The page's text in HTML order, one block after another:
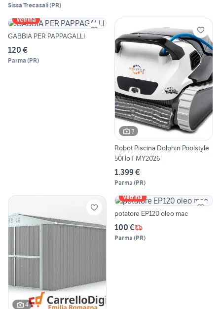
Sissa Trecasali(PR)
Vetrina
GABBIA PER PAPPAGALLI
120 €
Parma (PR)
7
Robot Piscina Dolphin Poolstyle
50i IoT MY2026
1.399 €
Parma (PR)
4
Vetrina
potatore EP120 oleo mac
100 €
Parma (PR)